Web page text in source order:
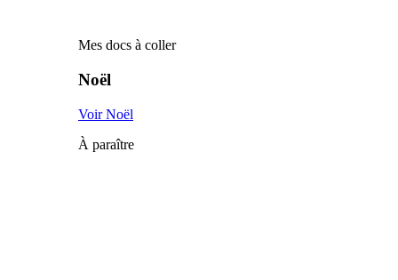
Mes docs à coller
Noël
Voir Noël
À paraître